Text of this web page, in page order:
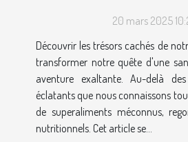
20 mars 2025
Découvrir les trésors cachés de
transformer notre quête d'une
aventure exaltante. Au-delà
éclatants que nous connaissons
de superaliments méconnus,
nutritionnels. Cet article se...